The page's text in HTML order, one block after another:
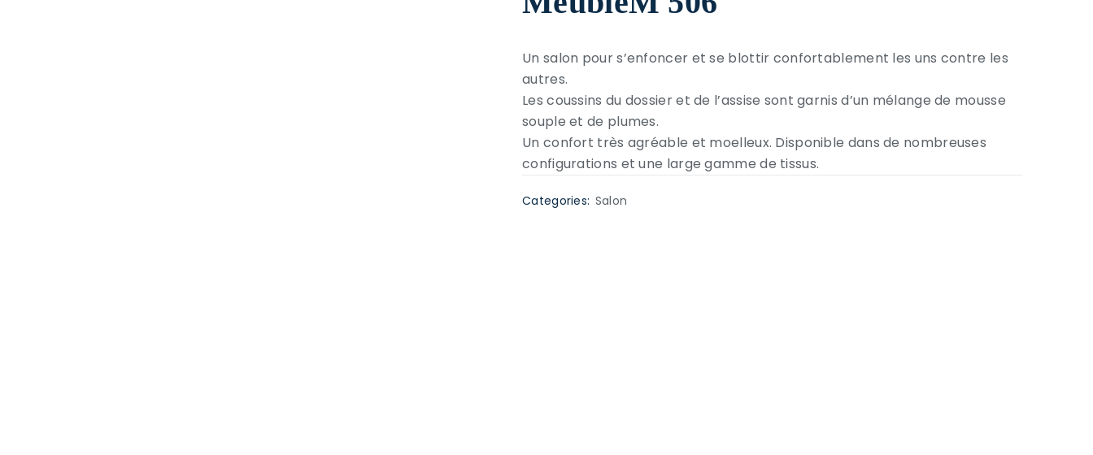
Un salon pour s’enfoncer et se blottir confortablement les uns contre les
autres.
Les coussins du dossier et de l’assise sont garnis d’un mélange de mousse
souple et de plumes.
Un confort très agréable et moelleux. Disponible dans de nombreuses
configurations et une large gamme de tissus.
Categories: Salon